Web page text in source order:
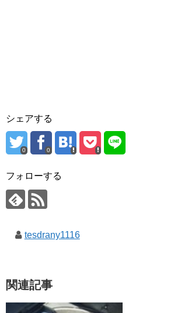
シェアする
0 0
フォローする
tesdrany1116
関連記事